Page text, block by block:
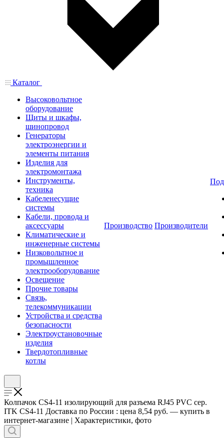
Каталог
Высоковольтное
оборудование
Щиты и шкафы,
шинопровод
Генераторы
электроэнергии и
элементы питания
Изделия для
электромонтажа
Инструменты,
техника
Кабеленесущие
системы
Кабели, провода и
аксессуары
Климатические и
инженерные системы
Низковольтное и
промышленное
электрооборудование
Освещение
Прочие товары
Связь,
телекоммуникации
Устройства и средства
безопасности
Электроустановочные
изделия
Твердотопливные
котлы
Производство Производители
Колпачок CS4-11 изолирующий для разъема RJ45 PVC сер.
ITK CS4-11 Доставка по России : цена 8,54 руб. — купить в
интернет-магазине | Характеристики, фото